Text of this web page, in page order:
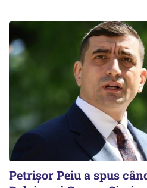
Petrişor Peiu a spus